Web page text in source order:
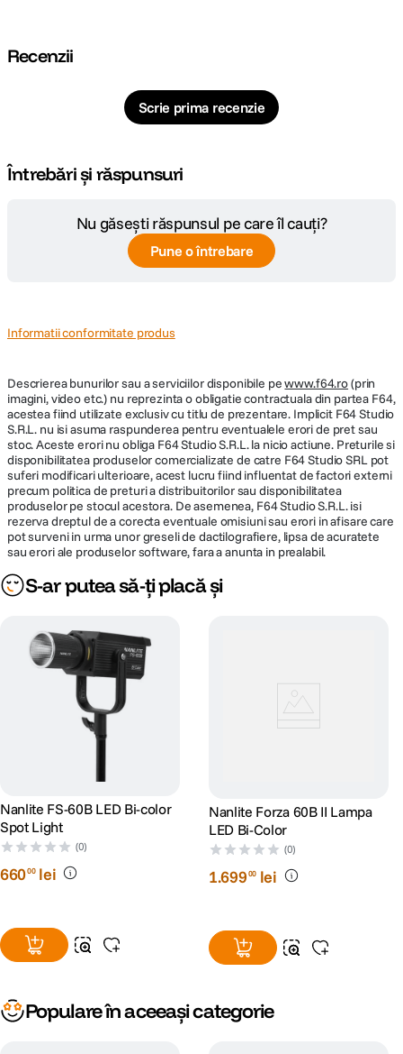
Recenzii
Scrie prima recenzie
Întrebări și răspunsuri
Nu găsești răspunsul pe care îl cauți?
Pune o întrebare
Informatii conformitate produs
Descrierea bunurilor sau a serviciilor disponibile pewww.f64.ro(prin
imagini, video etc.) nu reprezinta o obligatie contractuala din partea F64,
acestea fiind utilizate exclusiv cu titlu de prezentare. Implicit F64 Studio
S.R.L. nu isi asuma raspunderea pentru eventualele erori de pret sau
stoc. Aceste erori nu obliga F64 Studio S.R.L. la nicio actiune. Preturile si
disponibilitatea produselor comercializate de catre F64 Studio SRL pot
suferi modificari ulterioare, acest lucru fiind influentat de factori externi
precum politica de preturi a distribuitorilor sau disponibilitatea
produselor pe stocul acestora. De asemenea, F64 Studio S.R.L. isi
rezerva dreptul de a corecta eventuale omisiuni sau erori in afisare care
pot surveni in urma unor greseli de dactilografiere, lipsa de acuratete
sau erori ale produselor software, fara a anunta in prealabil.
S-ar putea să-ți placă și
Nanlite FS-60B LED Bi-color
Spot Light
(0)
66000 lei
Nanlite Forza 60B II Lampa
LED Bi-Color
(0)
1.69900 lei
Populare în aceeași categorie